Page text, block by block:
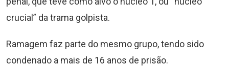
crucial” da trama golpista.
Ramagem faz parte do mesmo grupo, tendo sido
condenado a mais de 16 anos de prisão.